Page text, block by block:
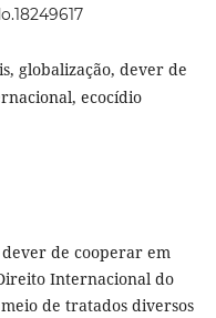
globalização, dever de
ecocídio
de cooperar em
Internacional do
de tratados diversos